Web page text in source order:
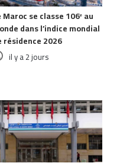
Maroc se classe 106ᵉ au
dans l’indice mondial
résidence 2026
il y a 2 jours